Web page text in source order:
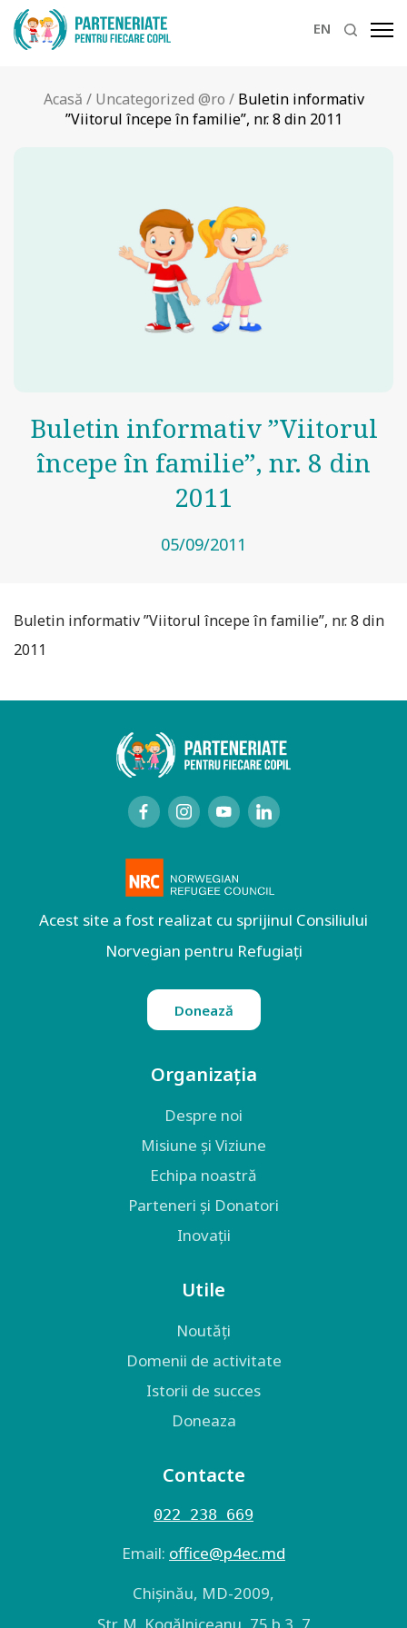
EN
Acasă / Uncategorized @ro / Buletin informativ
”Viitorul începe în familie”, nr. 8 din 2011
Buletin informativ ”Viitorul
începe în familie”, nr. 8 din
2011
05/09/2011
Buletin informativ ”Viitorul începe în familie”, nr. 8 din
2011
Acest site a fost realizat cu sprijinul Consiliului
Norvegian pentru Refugiați
Donează
Organizația
Despre noi
Misiune și Viziune
Echipa noastră
Parteneri și Donatori
Inovații
Utile
Noutăți
Domenii de activitate
Istorii de succes
Doneaza
Contacte
022 238 669
Email: оffice@p4ec.md
Chişinău, MD-2009,